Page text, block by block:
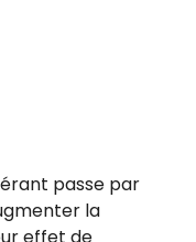
passe par
la
effet de